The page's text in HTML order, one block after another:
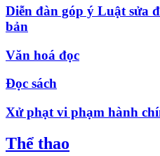
Diễn đàn góp ý Luật sửa
bản
Văn hoá đọc
Đọc sách
Xử phạt vi phạm hành
Thể thao